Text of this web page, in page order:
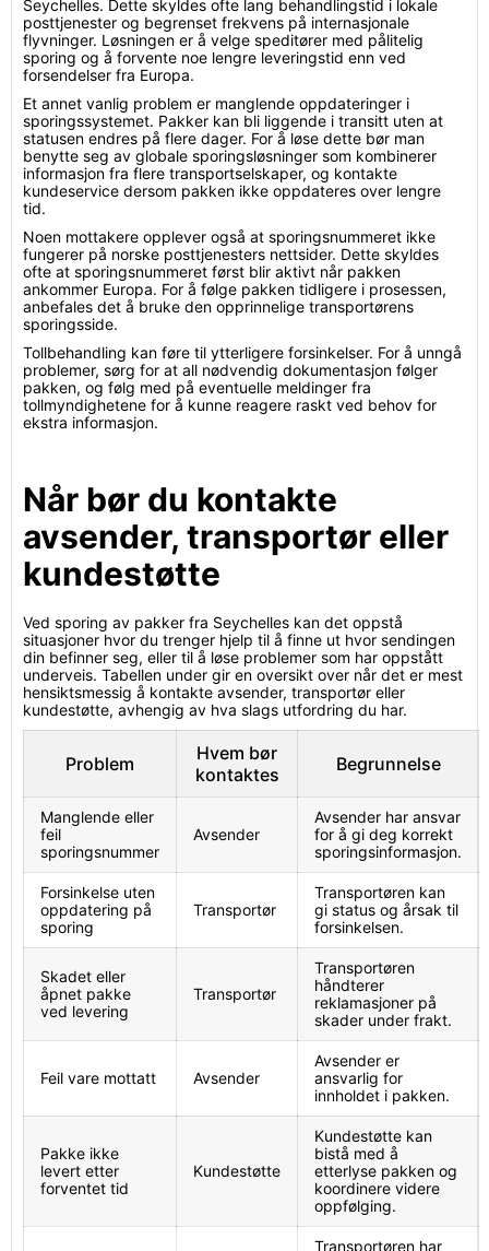
Seychelles. Dette skyldes ofte lang behandlingstid i lokale
posttjenester og begrenset frekvens på internasjonale
flyvninger. Løsningen er å velge speditører med pålitelig
sporing og å forvente noe lengre leveringstid enn ved
forsendelser fra Europa.
Et annet vanlig problem er manglende oppdateringer i
sporingssystemet. Pakker kan bli liggende i transitt uten at
statusen endres på flere dager. For å løse dette bør man
benytte seg av globale sporingsløsninger som kombinerer
informasjon fra flere transportselskaper, og kontakte
kundeservice dersom pakken ikke oppdateres over lengre
tid.
Noen mottakere opplever også at sporingsnummeret ikke
fungerer på norske posttjenesters nettsider. Dette skyldes
ofte at sporingsnummeret først blir aktivt når pakken
ankommer Europa. For å følge pakken tidligere i prosessen,
anbefales det å bruke den opprinnelige transportørens
sporingsside.
Tollbehandling kan føre til ytterligere forsinkelser. For å unngå
problemer, sørg for at all nødvendig dokumentasjon følger
pakken, og følg med på eventuelle meldinger fra
tollmyndighetene for å kunne reagere raskt ved behov for
ekstra informasjon.
Når bør du kontakte
avsender, transportør eller
kundestøtte
Ved sporing av pakker fra Seychelles kan det oppstå
situasjoner hvor du trenger hjelp til å finne ut hvor sendingen
din befinner seg, eller til å løse problemer som har oppstått
underveis. Tabellen under gir en oversikt over når det er mest
hensiktsmessig å kontakte avsender, transportør eller
kundestøtte, avhengig av hva slags utfordring du har.
Problem
Hvem bør
kontaktes
Begrunnelse
Manglende eller
feil
sporingsnummer
Avsender
Avsender har ansvar
for å gi deg korrekt
sporingsinformasjon.
Forsinkelse uten
oppdatering på
sporing
Transportør
Transportøren kan
gi status og årsak til
forsinkelsen.
Skadet eller
åpnet pakke
ved levering
Transportør
Transportøren
håndterer
reklamasjoner på
skader under frakt.
Feil vare mottatt Avsender
Avsender er
ansvarlig for
innholdet i pakken.
Pakke ikke
levert etter
forventet tid
Kundestøtte
Kundestøtte kan
bistå med å
etterlyse pakken og
koordinere videre
oppfølging.
Transportøren har